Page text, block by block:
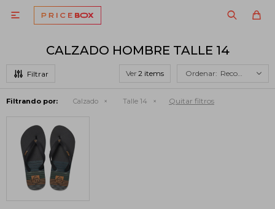

CALZADO HOMBRE TALLE 14
Ver Recomendados
Filtrando por: Calzado Talle 14 Quitar filtros